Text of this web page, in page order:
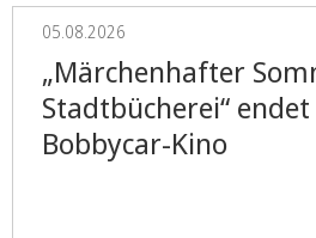
05.08.2026
„Märchenhafter
Stadtbücherei“
Bobbycar-Kino